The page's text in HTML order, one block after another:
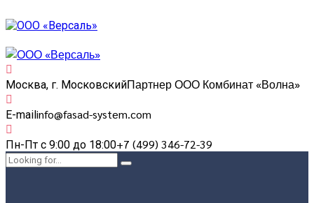
Москва, г. МосковскийПартнер ООО Комбинат «Волна»
E-mailinfo@fasad-system.com
Пн-Пт с 9:00 до 18:00+7 (499) 346-72-39